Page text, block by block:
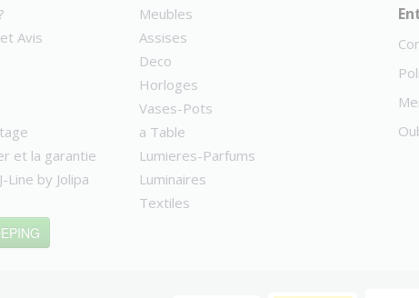
Avis
et la garantie
Line by Jolipa
Meubles
Assises
Deco
Horloges
Vases-Pots
a Table
Lumieres-Parfums
Luminaires
Textiles